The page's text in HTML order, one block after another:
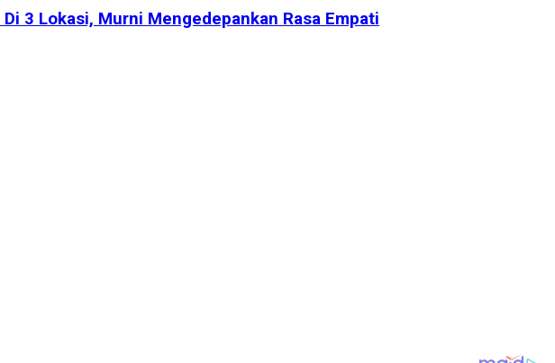
3 Lokasi, Murni Mengedepankan Rasa Empati